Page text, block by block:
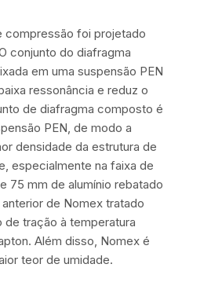
compressão foi projetado
conjunto do diafragma
em uma suspensão PEN
ressonância e reduz o
de diafragma composto é
PEN, de modo a
densidade da estrutura de
especialmente na faixa de
75 mm de alumínio rebatado
de Nomex tratado
tração à temperatura
Além disso, Nomex é
teor de umidade.